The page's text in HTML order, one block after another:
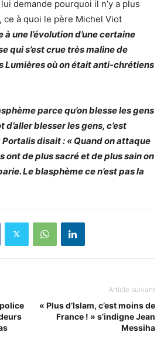
demande pourquoi il n’y a plus
ce à quoi le père Michel Viot
à une l’évolution d’une certaine
qui s’est crue très maline de
Lumières où on était anti-chrétiens
parce qu’on blesse les gens
d’aller blesser les gens, c’est
disait : « Quand on attaque
ont de plus sacré et de plus sain on
Le blasphème ce n’est pas la
Article suivant
« Plus d’Islam, c’est moins de
France ! » s’indigne Jean
Messiha